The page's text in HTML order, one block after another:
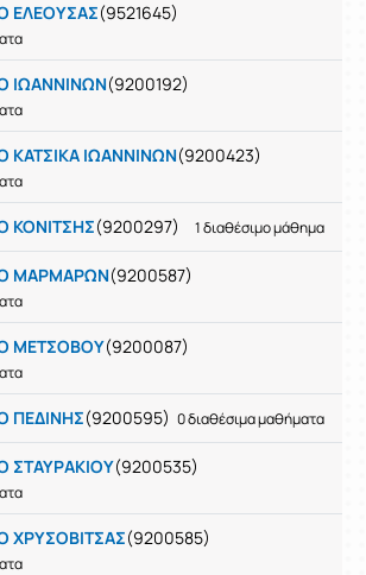
ΕΛΕΟΥΣΑΣ(9521645)
ΙΩΑΝΝΙΝΩΝ(9200192)
ΚΑΤΣΙΚΑ ΙΩΑΝΝΙΝΩΝ(9200423)
ΚΟΝΙΤΣΗΣ(9200297) 1 διαθέσιμο μάθημα
ΜΑΡΜΑΡΩΝ(9200587)
ΜΕΤΣΟΒΟΥ(9200087)
ΠΕΔΙΝΗΣ(9200595) 0 διαθέσιμα μαθήματα
ΣΤΑΥΡΑΚΙΟΥ(9200535)
ΧΡΥΣΟΒΙΤΣΑΣ(9200585)